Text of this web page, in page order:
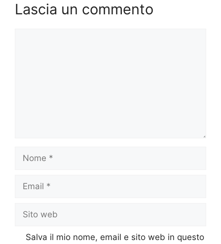
Lascia un commento
Nome
Email
Sito
web
Salva il mio nome, email e sito web in questo